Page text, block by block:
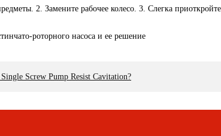
2. Замените рабочее колесо. 3. Слегка
Screw Pump Resist Cavitation?